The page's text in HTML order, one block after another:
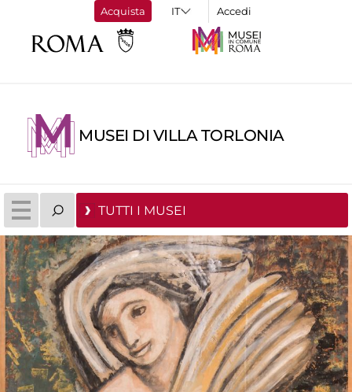
Acquista Accedi
MUSEI DI VILLA TORLONIA
TUTTI I MUSEI